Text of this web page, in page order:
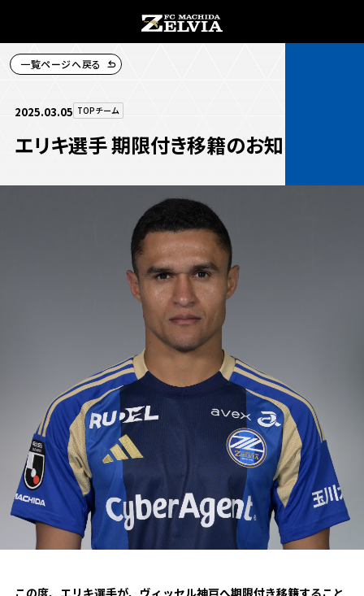
イベント
ファンクラブ
グッズ
メディア
ホームタウン活動
試合日程・結果
順位表・ゴールランキング
チケットを買う
チケット購入
チケット購入手順
チケット販売スケジュール
️スタジアムを知る
クラブを知るトップ
ＦＣ町田ゼルビアについて
選手・スタッフ紹介
ファンになる
ファンになるトップ
ファンクラブ
クラブゼルビスタへの入会
シーズンシート
グッズを買う
グッズを買うトップ
一覧ページへ戻る
2025.03.05 TOPチーム
エリキ選手 期限付き移籍のお知らせ
この度、エリキ選手が、ヴィッセル神戸へ期限付き移籍すること